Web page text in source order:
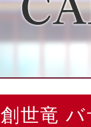
創世竜